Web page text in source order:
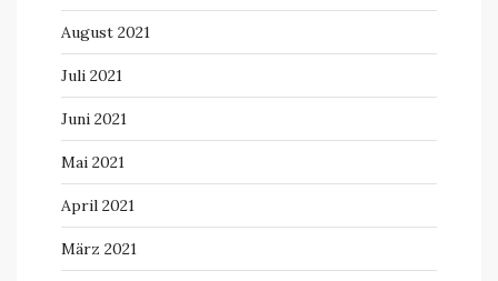
August 2021
Juli 2021
Juni 2021
Mai 2021
April 2021
März 2021